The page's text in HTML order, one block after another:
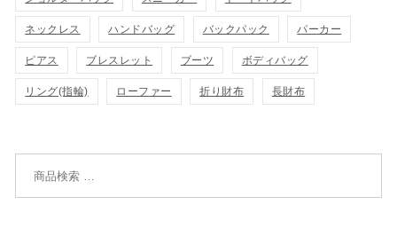
ネックレス ハンドバッグ バックパック パーカー
ピアス ブレスレット ブーツ ボディバッグ
リング(指輪) ローファー 折り財布 長財布